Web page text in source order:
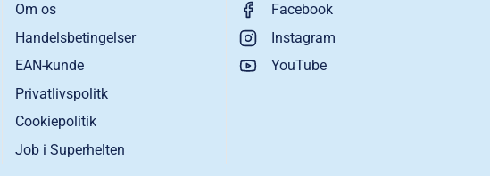
Om os
Handelsbetingelser
EAN-kunde
Privatlivspolitk
Cookiepolitik
Job i Superhelten
Facebook
Instagram
YouTube